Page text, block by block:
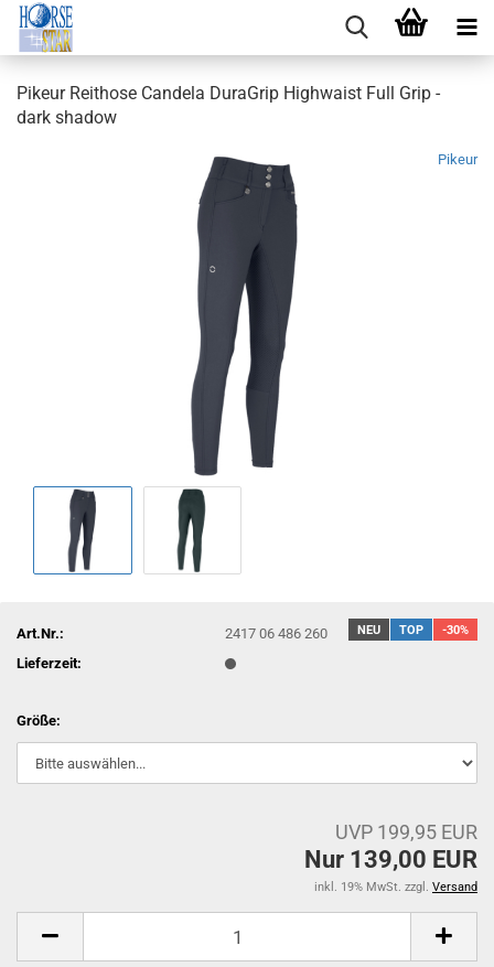
Pikeur Reithose Candela DuraGrip Highwaist Full Grip -
dark shadow
Pikeur
NEU TOP -30%
Art.Nr.:
2417 06 486 260
Lieferzeit:
Größe:
UVP 199,95 EUR
Nur 139,00 EUR
inkl. 19% MwSt. zzgl. Versand